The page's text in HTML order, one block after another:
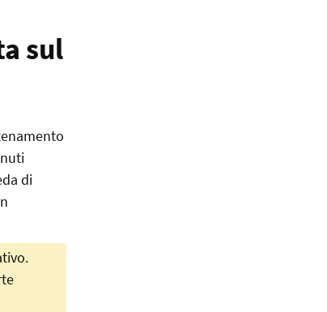
sul
di